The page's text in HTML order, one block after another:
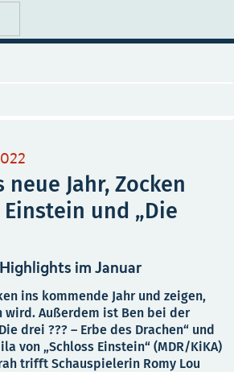
neue Jahr, Zocken
und „Die
im Januar
ins kommende Jahr und zeigen,
wird. Außerdem ist Ben bei der
drei ??? – Erbe des Drachen“ und
von „Schloss Einstein“ (MDR/KiKA)
trifft Schauspielerin Romy Lou